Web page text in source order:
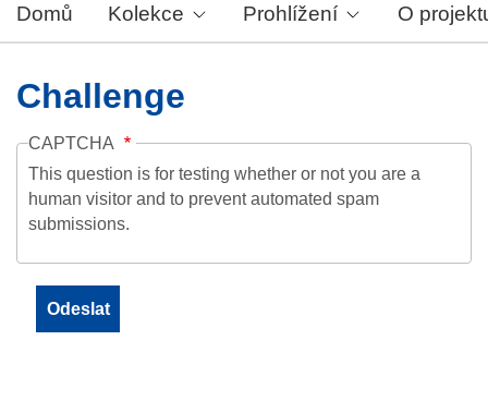
Domů Kolekce Prohlížení O
Challenge
CAPTCHA
This question is for testing whether or not you are a
human visitor and to prevent automated spam
submissions.